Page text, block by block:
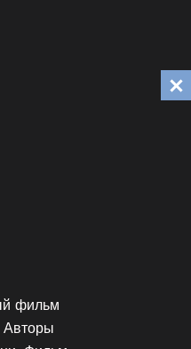
фильм
Авторы